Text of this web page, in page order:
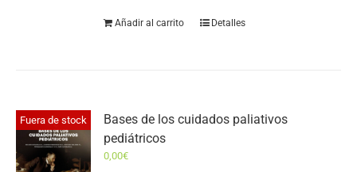
Añadir al carrito Detalles
Fuera de stock
Bases de los cuidados paliativos
pediátricos
0,00€